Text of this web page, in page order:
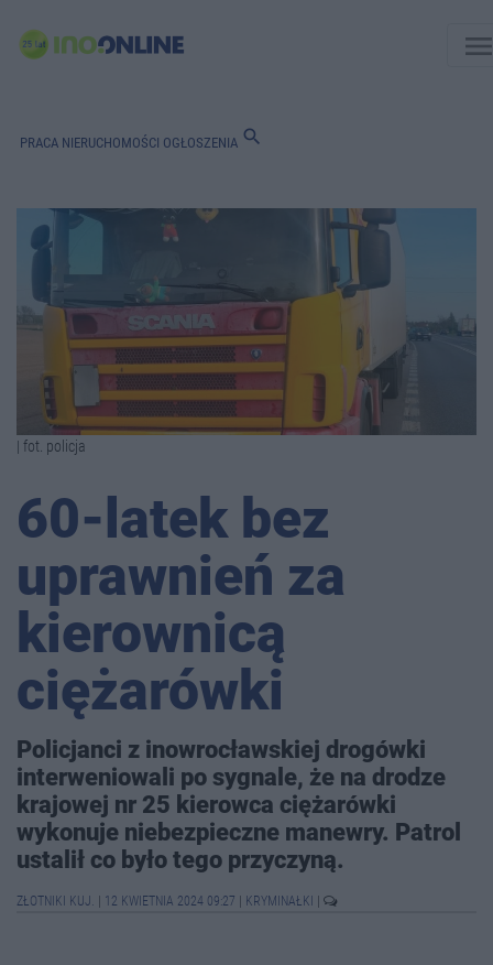
PRACA NIERUCHOMOŚCI OGŁOSZENIA search
| fot. policja
60-latek bez
uprawnień za
kierownicą
ciężarówki
Policjanci z inowrocławskiej drogówki
interweniowali po sygnale, że na drodze
krajowej nr 25 kierowca ciężarówki
wykonuje niebezpieczne manewry. Patrol
ustalił co było tego przyczyną.
ZŁOTNIKI KUJ. 12 KWIETNIA 2024 09:27 KRYMINAŁKI